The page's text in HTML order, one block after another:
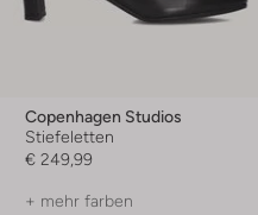
Copenhagen Studios
Stiefeletten
€ 249,99
+ mehr farben